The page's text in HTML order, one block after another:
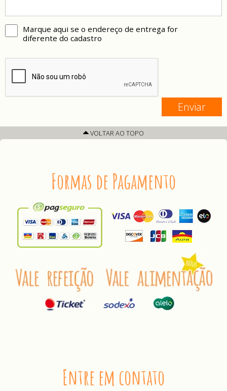
Marque aqui se o endereço de entrega for
diferente do cadastro
Endereço de Entrega
Local de entrega(ex: casa, escritório, etc...)
Cep
Número
Complemento do Endereço
Bairro
VOLTAR AO TOPO
Formas de Pagamento
Entre em contato